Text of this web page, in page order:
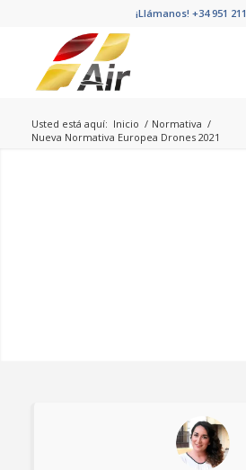
¡Llámanos!+34 951
Usted está aquí: Inicio / Normativa /
Nueva Normativa Europea Drones 2021